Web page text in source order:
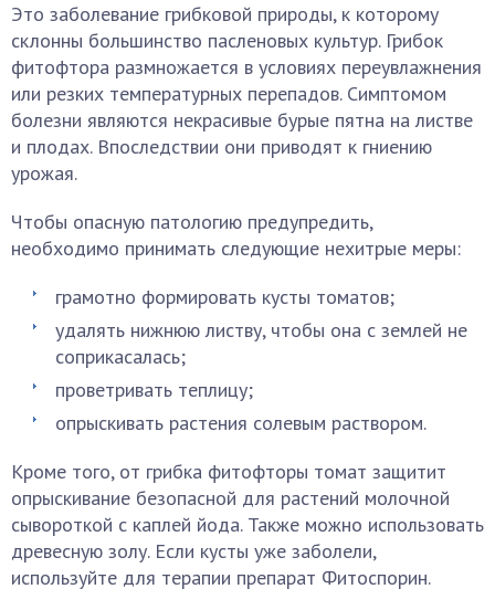
Это заболевание грибковой природы, к которому
склонны большинство пасленовых культур. Грибок
фитофтора размножается в условиях переувлажнения
или резких температурных перепадов. Симптомом
болезни являются некрасивые бурые пятна на листве
и плодах. Впоследствии они приводят к гниению
урожая.
Чтобы опасную патологию предупредить,
необходимо принимать следующие нехитрые меры:
грамотно формировать кусты томатов;
удалять нижнюю листву, чтобы она с землей не
соприкасалась;
проветривать теплицу;
опрыскивать растения солевым раствором.
Кроме того, от грибка фитофторы томат защитит
опрыскивание безопасной для растений молочной
сывороткой с каплей йода. Также можно использовать
древесную золу. Если кусты уже заболели,
используйте для терапии препарат Фитоспорин.